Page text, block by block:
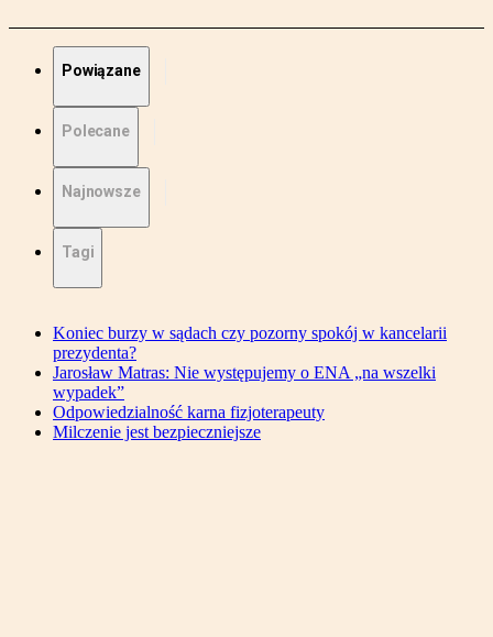
Powiązane
Polecane
Najnowsze
Tagi
Koniec burzy w sądach czy pozorny spokój w kancelarii
prezydenta?
Jarosław Matras: Nie występujemy o ENA „na wszelki
wypadek”
Odpowiedzialność karna fizjoterapeuty
Milczenie jest bezpieczniejsze